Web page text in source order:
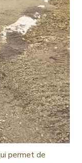
permet de